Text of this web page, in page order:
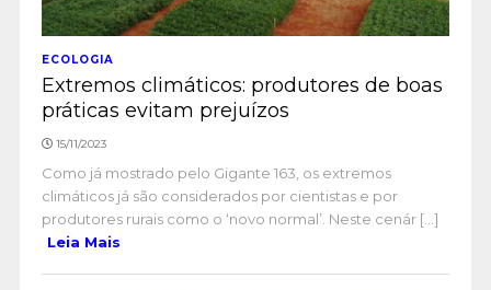
ECOLOGIA
Extremos climáticos: produtores de boas
práticas evitam prejuízos
15/11/2023
Como já mostrado pelo Gigante 163, os extremos
climáticos já são considerados por cientistas e por
produtores rurais como o ‘novo normal’. Neste cenár [...]
Leia Mais